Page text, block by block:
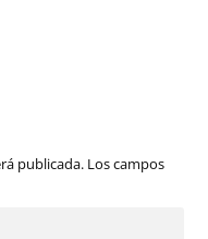
publicada. Los campos